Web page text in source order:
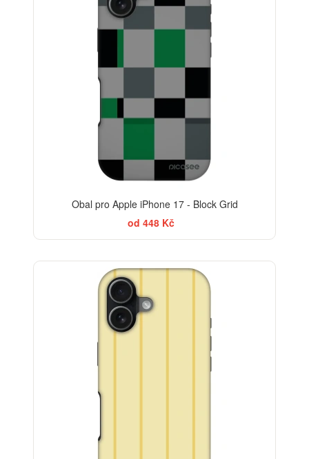
Obal pro Apple iPhone 17 - Block Grid
od 448 Kč